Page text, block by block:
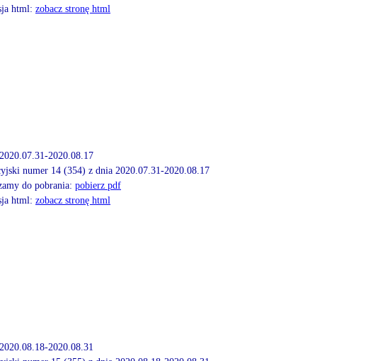
html: zobacz stronę html
2020.07.31-2020.08.17
numer 14 (354) z dnia 2020.07.31-2020.08.17
do pobrania: pobierz pdf
html: zobacz stronę html
2020.08.18-2020.08.31